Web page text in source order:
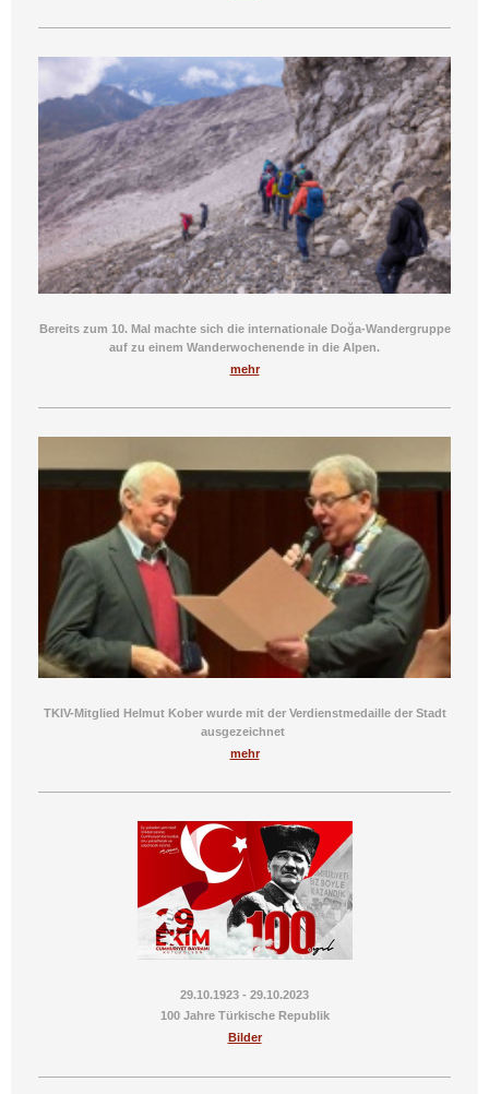
Bereits zum 10. Mal machte sich die internationale Doğa-Wandergruppe
auf zu einem Wanderwochenende in die Alpen.
mehr
TKIV-Mitglied Helmut Kober wurde mit der Verdienstmedaille der Stadt
ausgezeichnet
mehr
29.10.1923 - 29.10.2023
100 Jahre Türkische Republik
Bilder